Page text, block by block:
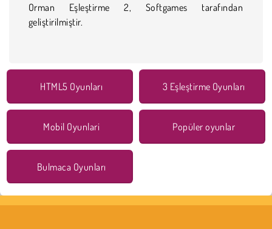
Orman Eşleştirme 2, Softgames tarafından
geliştirilmiştir.
HTML5 Oyunları 3 Eşleştirme Oyunları
Mobil Oyunlari Popüler oyunlar
Bulmaca Oyunları